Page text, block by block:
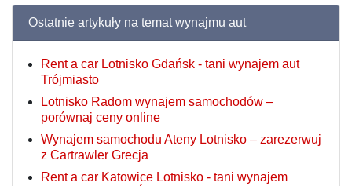
Ostatnie artykuły na temat wynajmu aut
Rent a car Lotnisko Gdańsk - tani wynajem aut
Trójmiasto
Lotnisko Radom wynajem samochodów –
porównaj ceny online
Wynajem samochodu Ateny Lotnisko – zarezerwuj
z Cartrawler Grecja
Rent a car Katowice Lotnisko - tani wynajem